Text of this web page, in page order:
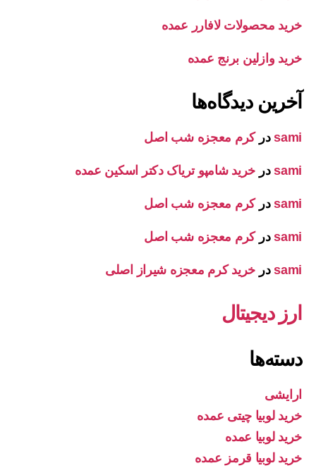
خرید محصولات لافارر عمده
خرید وازلین برنج عمده
آخرین دیدگاه‌ها
samiدرکرم معجزه شب اصل
samiدر خرید شامپو تریاک دکتر اسکین عمده
samiدرکرم معجزه شب اصل
samiدرکرم معجزه شب اصل
samiدر خرید کرم معجزه شیراز اصلی
ارز دیجیتال
دسته‌ها
ارایشی
خرید لوبیا چیتی عمده
خرید لوبیا عمده
خرید لوبیا قرمز عمده